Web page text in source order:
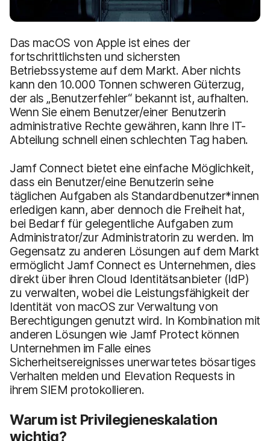
Das macOS von Apple ist eines der
fortschrittlichsten und sichersten
Betriebssysteme auf dem Markt. Aber nichts
kann den 10.000 Tonnen schweren Güterzug,
der als „Benutzerfehler“ bekannt ist, aufhalten.
Wenn Sie einem Benutzer/einer Benutzerin
administrative Rechte gewähren, kann Ihre IT-
Abteilung schnell einen schlechten Tag haben.
Jamf Connect bietet eine einfache Möglichkeit,
dass ein Benutzer/eine Benutzerin seine
täglichen Aufgaben als Standardbenutzer*innen
erledigen kann, aber dennoch die Freiheit hat,
bei Bedarf für gelegentliche Aufgaben zum
Administrator/zur Administratorin zu werden. Im
Gegensatz zu anderen Lösungen auf dem Markt
ermöglicht Jamf Connect es Unternehmen, dies
direkt über ihren Cloud Identitätsanbieter (IdP)
zu verwalten, wobei die Leistungsfähigkeit der
Identität von macOS zur Verwaltung von
Berechtigungen genutzt wird. In Kombination mit
anderen Lösungen wie Jamf Protect können
Unternehmen im Falle eines
Sicherheitsereignisses unerwartetes bösartiges
Verhalten melden und Elevation Requests in
ihrem SIEM protokollieren.
Warum ist Privilegieneskalation
wichtig?